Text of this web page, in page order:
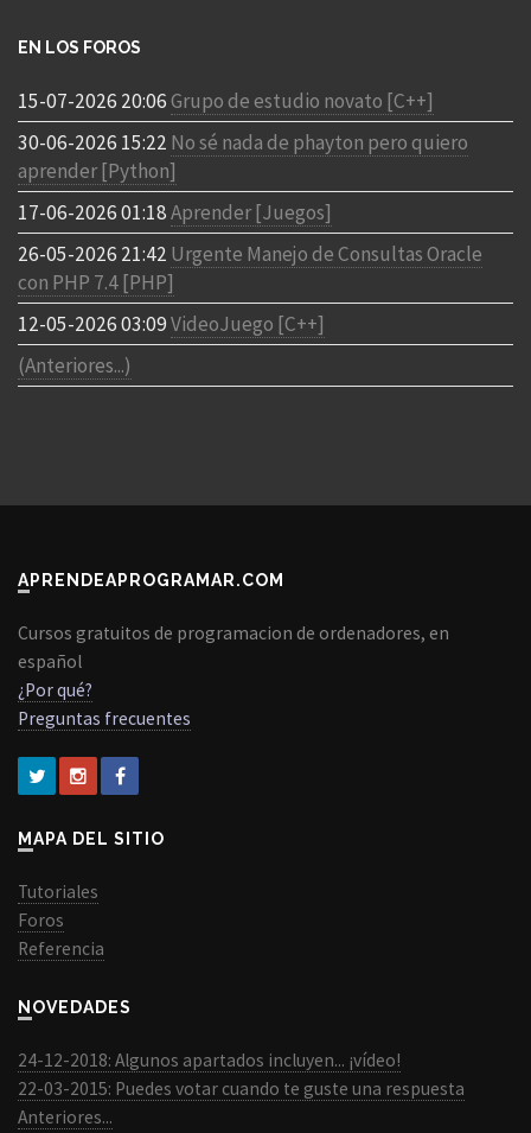
EN LOS FOROS
15-07-2026 20:06Grupo de estudio novato [C++]
30-06-2026 15:22 No sé nada de phayton pero quiero
aprender [Python]
17-06-2026 01:18Aprender [Juegos]
26-05-2026 21:42 Urgente Manejo de Consultas Oracle
con PHP 7.4 [PHP]
12-05-2026 03:09VideoJuego [C++]
(Anteriores...)
APRENDEAPROGRAMAR.COM
Cursos gratuitos de programacion de ordenadores, en
español
¿Por qué?
Preguntas frecuentes
MAPA DEL SITIO
Tutoriales
Foros
Referencia
NOVEDADES
24-12-2018: Algunos apartados incluyen... ¡vídeo!
22-03-2015: Puedes votar cuando te guste una respuesta
Anteriores...